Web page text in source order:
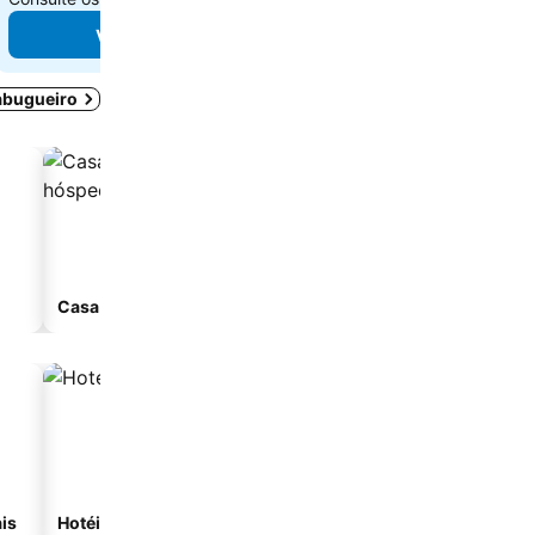
Ver preços
Casa de hóspedes
Hotéis com spa